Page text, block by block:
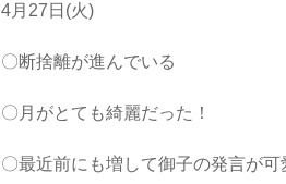
4月27日(火)
〇断捨離が進んでいる
〇月がとても綺麗だった！
〇最近前にも増して御子の発言が可